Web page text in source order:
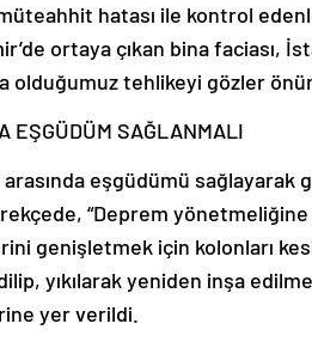
hatası ile kontrol
ortaya çıkan bina faciası,
olduğumuz tehlikeyi gözler
EŞGÜDÜM SAĞLANMALI
eşgüdümü sağlayarak
“Deprem
genişletmek için kolonları
yıkılarak yeniden inşa
yer verildi.